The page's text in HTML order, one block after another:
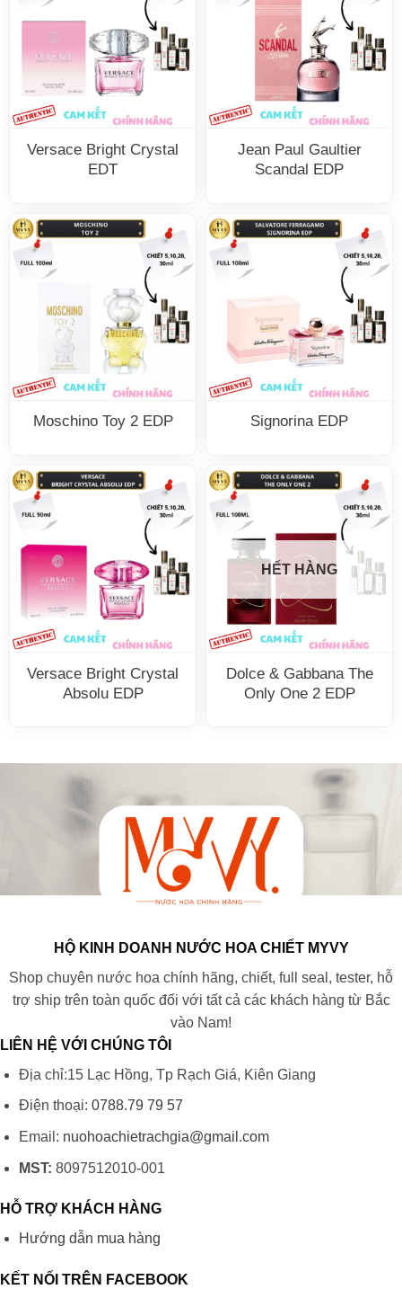
Versace Bright Crystal
EDT
Jean Paul Gaultier
Scandal EDP
Moschino Toy 2 EDP Signorina EDP
Versace Bright Crystal
Absolu EDP
HẾT HÀNG
Dolce & Gabbana The
Only One 2 EDP
HỘ KINH DOANH NƯỚC HOA CHIẾT MYVY
Shop chuyên nước hoa chính hãng, chiết, full seal, tester, hỗ
trợ ship trên toàn quốc đối với tất cả các khách hàng từ Bắc
vào Nam!
LIÊN HỆ VỚI CHÚNG TÔI
Địa chỉ:15 Lạc Hồng, Tp Rạch Giá, Kiên Giang
Điện thoại: 0788.79 79 57
Email: nuohoachietrachgia@gmail.com
MST: 8097512010-001
HỖ TRỢ KHÁCH HÀNG
Hướng dẫn mua hàng
KẾT NỐI TRÊN FACEBOOK